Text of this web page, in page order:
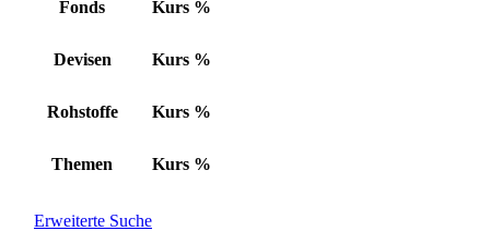
Fonds Kurs %
Devisen Kurs %
Rohstoffe Kurs %
Themen Kurs %
Erweiterte Suche